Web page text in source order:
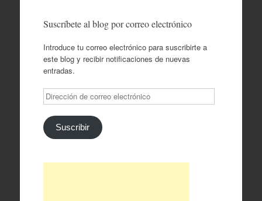
Suscríbete al blog por correo electrónico
Introduce tu correo electrónico para suscribirte a
este blog y recibir notificaciones de nuevas
entradas.
Dirección
de
correo
electrónico
Suscribir